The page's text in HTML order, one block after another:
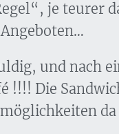
je teurer
und nach
!!!! Die